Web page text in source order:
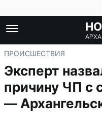
ПРОИСШЕСТВИЯ
Эксперт
причину ЧП с
—